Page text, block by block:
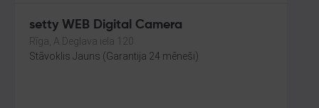
setty WEB Digital Camera
Rīga, A.Deglava iela 120
Stāvoklis Jauns (Garantija 24 mēneši)